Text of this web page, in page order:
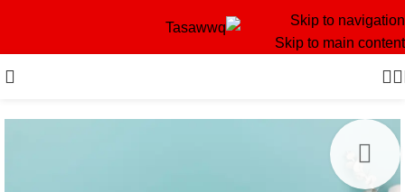
Skip to navigation
Skip to main content